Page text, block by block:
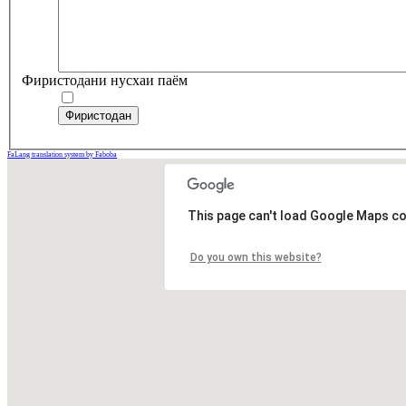
Фиристодани нусхаи паём
Фиристодан
FaLang translation system by Faboba
This page can't load Google Maps
Do you own this website?